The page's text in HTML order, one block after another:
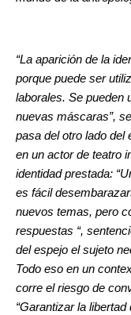
“La aparición de la
porque puede ser
laborales. Se pueden
nuevas máscaras”,
pasa del otro lado del
en un actor de teatro
identidad prestada:
es fácil
nuevos temas, pero
respuestas “,
del espejo el sujeto
Todo eso en un
corre el riesgo de
“Garantizar la